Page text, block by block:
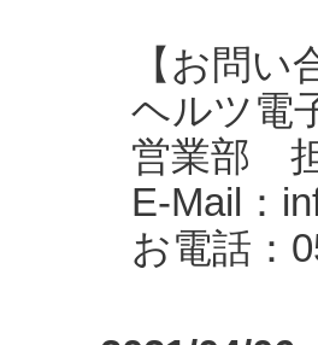
【お問い
ヘルツ電
営業部
E-Mail：
お電話：